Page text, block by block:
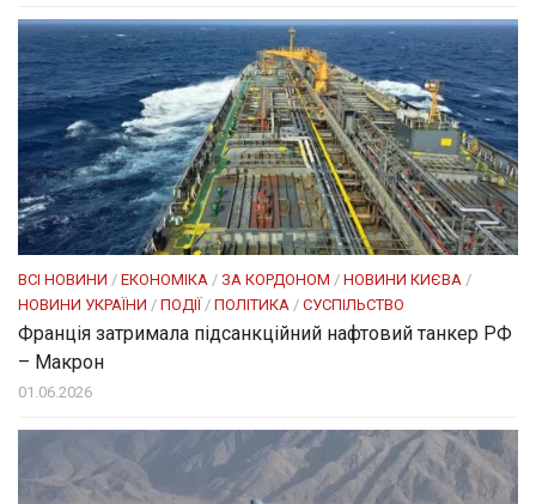
ВСІ НОВИНИ / ЕКОНОМІКА / ЗА КОРДОНОМ / НОВИНИ КИЄВА /
НОВИНИ УКРАЇНИ / ПОДІЇ / ПОЛІТИКА / СУСПІЛЬСТВО
Франція затримала підсанкційний нафтовий танкер РФ
– Макрон
01.06.2026